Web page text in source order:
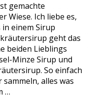
gemachte
Wiese. Ich liebe es,
in einem Sirup
geht das
beiden Lieblings
Minze Sirup und
So einfach
sammeln, alles was
…